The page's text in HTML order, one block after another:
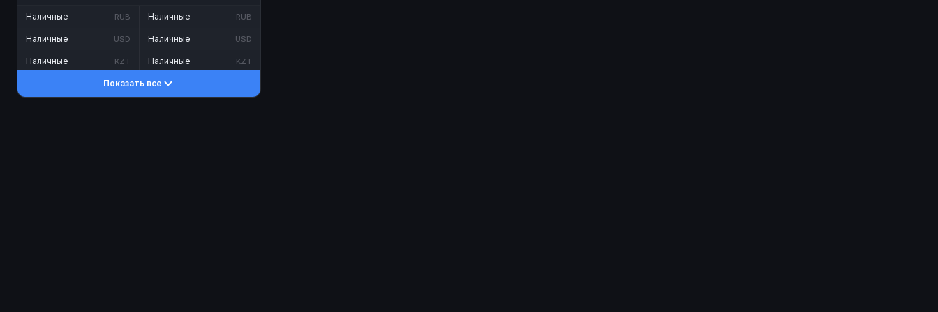
Наличные RUB
Наличные USD
Наличные KZT
Наличные RUB
Наличные USD
Наличные KZT
Показать все